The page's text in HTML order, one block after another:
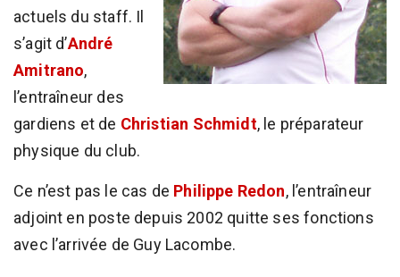
actuels du staff. Il
s’agit d’André
Amitrano,
l’entraîneur des
gardiens et de Christian Schmidt, le préparateur
physique du club.
Ce n’est pas le cas de Philippe Redon, l’entraîneur
adjoint en poste depuis 2002 quitte ses fonctions
avec l’arrivée de Guy Lacombe.